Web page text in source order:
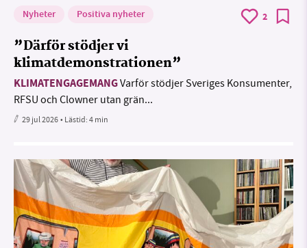
Nyheter Positiva nyheter 2
”Därför stödjer vi
klimatdemonstrationen”
KLIMATENGAGEMANGVarför stödjer Sveriges Konsumenter,
RFSU och Clowner utan grän...
29 jul 2026• Lästid:4 min